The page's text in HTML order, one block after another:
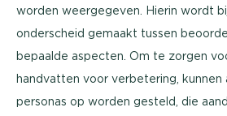
worden weergegeven. Hierin wordt
onderscheid gemaakt tussen
bepaalde aspecten. Om te zorgen
handvatten voor verbetering, kunnen
personas op worden gesteld, die